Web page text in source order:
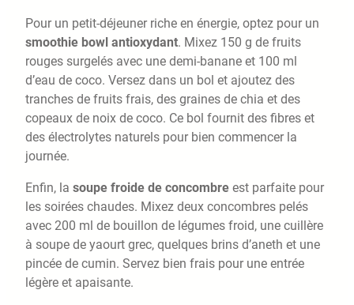
Pour un petit-déjeuner riche en énergie, optez pour un
smoothie bowl antioxydant. Mixez 150 g de fruits
rouges surgelés avec une demi-banane et 100 ml
d’eau de coco. Versez dans un bol et ajoutez des
tranches de fruits frais, des graines de chia et des
copeaux de noix de coco. Ce bol fournit des fibres et
des électrolytes naturels pour bien commencer la
journée.
Enfin, la soupe froide de concombre est parfaite pour
les soirées chaudes. Mixez deux concombres pelés
avec 200 ml de bouillon de légumes froid, une cuillère
à soupe de yaourt grec, quelques brins d’aneth et une
pincée de cumin. Servez bien frais pour une entrée
légère et apaisante.